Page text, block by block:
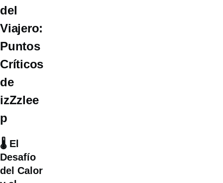
del
Viajero:
Puntos
Críticos
de
izZzlee
p
🌡️El
Desafío
del Calor